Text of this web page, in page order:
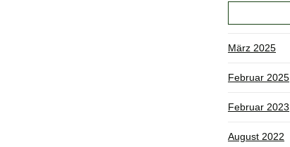
März 2025
Februar 2025
Februar 2023
August 2022